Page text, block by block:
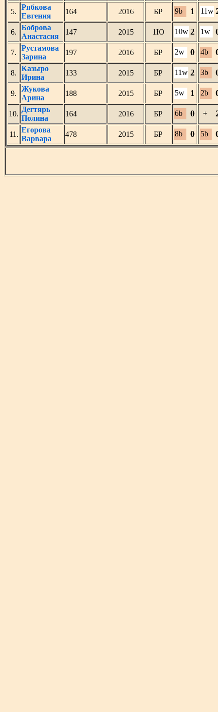
5.
Рябкова
Евгения
164 2016 БР 9b 1 11w
6.
Боброва
Анастасия
147 2015 1Ю 10w 2 1w
7.
Рустамова
Зарина
197 2016 БР 2w 0 4b
8.
Казыро
Ирина
133 2015 БР 11w 2 3b
9.
Жукова
Арина
188 2015 БР 5w 1 2b
10.
Дегтярь
Полина
164 2016 БР 6b 0 +
11.
Егорова
Варвара
478 2015 БР 8b 0 5b